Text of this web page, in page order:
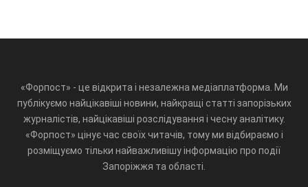
«Форпост» - це відкрита і незалежна медіаплатформа. Ми
публікуємо найцікавіші новини, найкращі статті запорізьких
журналістів, найцікавіші розслідування і чесну аналітику.
«Форпост» цінує час своїх читачів, тому ми відбираємо і
розміщуємо тільки найважливішу інформацію про події
Запоріжжя та області.